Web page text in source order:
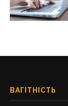
ВАГІТНІСТЬ